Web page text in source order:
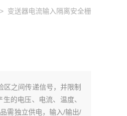
> 变送器电流输入隔离安全栅
区之间传递信号，并限制
的电压、电流、温度、
需独立供电，输入/输出/